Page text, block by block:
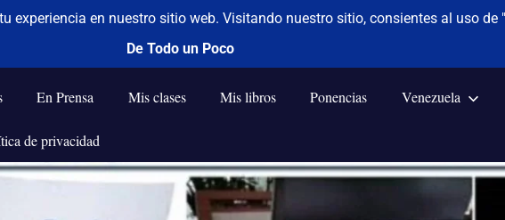
En Prensa Mis clases Mis libros Ponencias Venezuela
de privacidad